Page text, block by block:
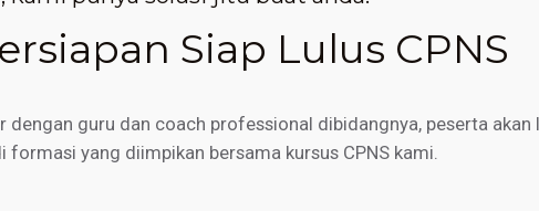
Siap Lulus CPNS
guru dan coach professional dibidangnya, peserta akan
formasi yang diimpikan bersama kursus CPNS kami.